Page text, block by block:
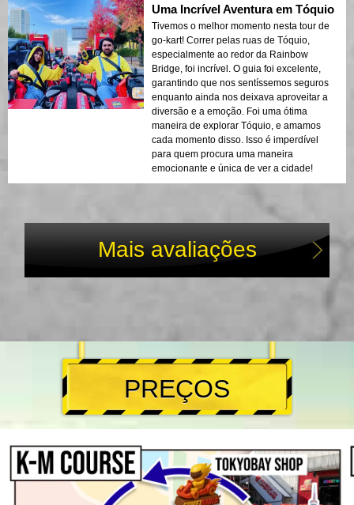
Uma Incrível Aventura em Tóquio
Tivemos o melhor momento nesta tour de
go-kart! Correr pelas ruas de Tóquio,
especialmente ao redor da Rainbow
Bridge, foi incrível. O guia foi excelente,
garantindo que nos sentíssemos seguros
enquanto ainda nos deixava aproveitar a
diversão e a emoção. Foi uma ótima
maneira de explorar Tóquio, e amamos
cada momento disso. Isso é imperdível
para quem procura uma maneira
emocionante e única de ver a cidade!
Mais avaliações
PREÇOS